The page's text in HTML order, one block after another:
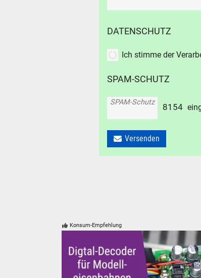
DATENSCHUTZ
Ich stimme der
SPAM-SCHUTZ
SPAM-Schutz 81 54
Versenden
Konsum-Empfehlung